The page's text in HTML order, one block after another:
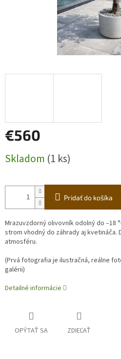
€560
cena:
Skladom (1 ks)
Pridať do košíka
Mrazuvzdorný olivovník odolný do –18
strom vhodný do záhrady aj
atmosféru.
(Prvá fotografia je ilustračná, reálne
galérii)
Detailné informácie
OPÝTAŤ SA ZDIEĽAŤ